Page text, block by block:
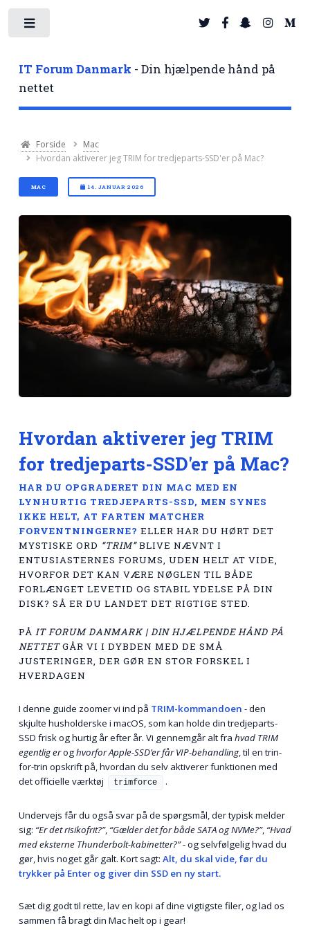
IT Forum Danmark - Din hjælpende hånd på
nettet
Forside
Mac
Hvordan aktiverer jeg TRIM for tredjeparts-SSD'er på Mac?
MAC 14. JANUAR 2026
Hvordan aktiverer jeg TRIM
for tredjeparts-SSD'er på Mac?
HAR DU OPGRADERET DIN MAC MED EN
LYNHURTIG TREDJEPARTS-SSD, MEN SYNES
IKKE HELT, AT FARTEN MATCHER
FORVENTNINGERNE? ELLER HAR DU HØRT DET
MYSTISKE ORD “TRIM”BLIVE NÆVNT I
ENTUSIASTERNES FORUMS, UDEN HELT AT VIDE,
HVORFOR DET KAN VÆRE NØGLEN TIL BÅDE
FORLÆNGET LEVETID OG STABIL YDELSE PÅ DIN
DISK? SÅ ER DU LANDET DET RIGTIGE STED.
PÅ IT FORUM DANMARK | DIN HJÆLPENDE HÅND PÅ
NETTETGÅR VI I DYBDEN MED DE SMÅ
JUSTERINGER, DER GØR EN STOR FORSKEL I
HVERDAGEN
I denne guide zoomer vi ind på TRIM-kommandoen - den
skjulte husholderske i macOS, som kan holde din tredjeparts-
SSD frisk og hurtig år efter år. Vi gennemgår alt fra hvad TRIM
egentlig eroghvorfor Apple-SSD’er får VIP-behandling, til en trin-
for-trin opskrift på, hvordan du selv aktiverer funktionen med
det officielle værktøj
trimforce .
Undervejs får du også svar på de spørgsmål, der typisk melder
sig: “Er det risikofrit?”, “Gælder det for både SATA og NVMe?”, “Hvad
med eksterne Thunderbolt-kabinetter?”- og selvfølgelig hvad du
gør, hvis noget går galt. Kort sagt: Alt, du skal vide, før du
trykker på Enter og giver din SSD en ny start.
Sæt dig godt til rette, lav en kopi af dine vigtigste filer, og lad os
sammen få bragt din Mac helt op i gear!